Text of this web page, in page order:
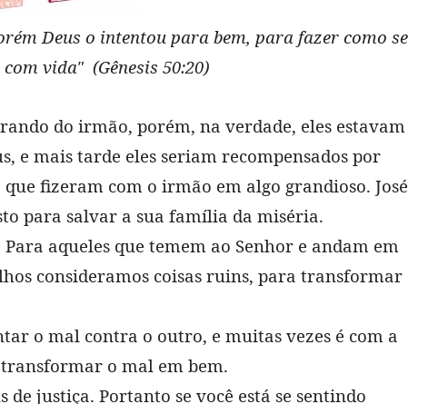
Deus o intentou para bem, para fazer como se
com vida" (Gênesis 50:20)
do irmão, porém, na verdade, eles estavam
e mais tarde eles seriam recompensados por
fizeram com o irmão em algo grandioso. José
para salvar a sua família da miséria.
aqueles que temem ao Senhor e andam em
consideramos coisas ruins, para transformar
o mal contra o outro, e muitas vezes é com a
o mal em bem.
de justiça. Portanto se você está se sentindo